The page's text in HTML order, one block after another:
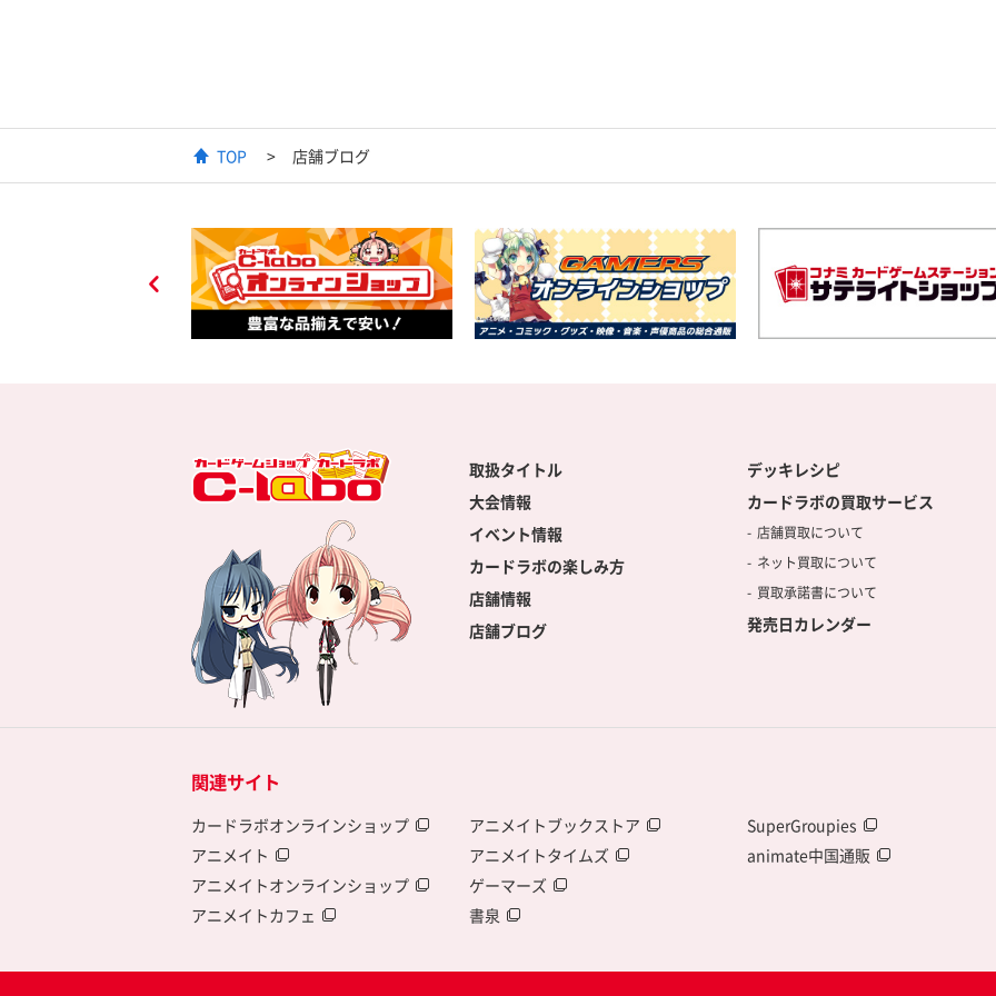
TOP 店舗ブログ
取扱タイトル
大会情報
イベント情報
カードラボの楽しみ方
店舗情報
店舗ブログ
デッキレシピ
カードラボの買取サービス
店舗買取について
ネット買取について
買取承諾書について
発売日カレンダー
関連サイト
カードラボオンラインショップ
アニメイト
アニメイトオンラインショップ
アニメイトカフェ
アニメイトブックストア
アニメイトタイムズ
ゲーマーズ
書泉
SuperGroupies
animate中国通販